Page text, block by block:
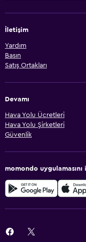
İletişim
Yardım
Basın
Satış Ortakları
Devamı
Hava Yolu Ücretleri
Hava Yolu Şirketleri
Güvenlik
momondo uygulamasını